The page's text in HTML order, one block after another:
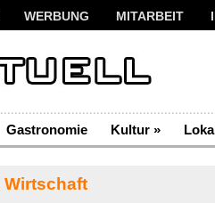
WERBUNG MITARBEIT
Gastronomie Kultur »
Wirtschaft